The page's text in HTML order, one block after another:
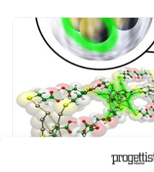
Nuovi materiali: le